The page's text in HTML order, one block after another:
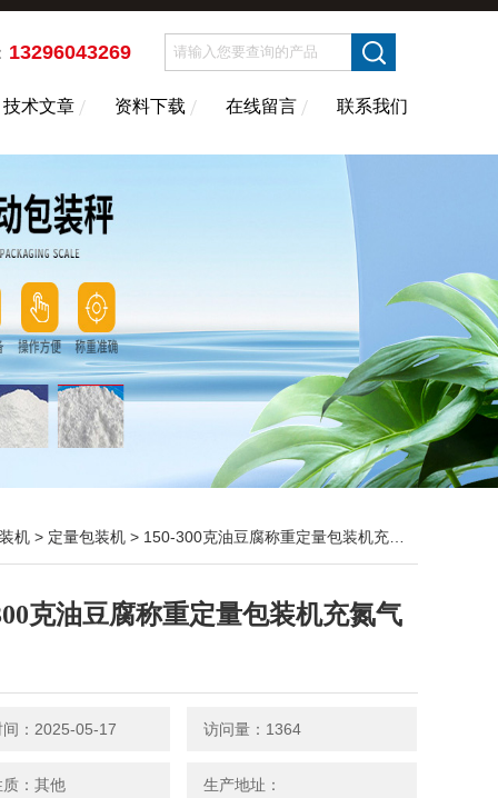
13296043269
技术文章 资料下载 在线留言 联系我们
机 > 定量包装机 > 150-300克油豆腐称重定量包装机充氮气封口
克油豆腐称重定量包装机充氮气
间：2025-05-17 访问量：1364
：其他 生产地址：